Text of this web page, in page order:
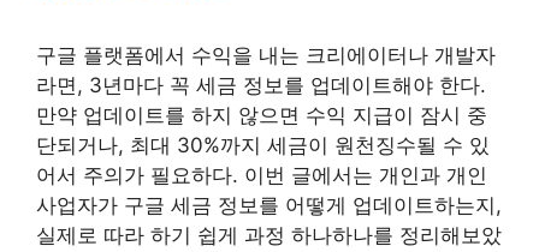
구글 플랫폼에서 수익을 내는 크리에이터나 개발자
라면, 3년마다 꼭 세금 정보를 업데이트해야 한다.
만약 업데이트를 하지 않으면 수익 지급이 잠시 중
단되거나, 최대 30%까지 세금이 원천징수될 수 있
어서 주의가 필요하다. 이번 글에서는 개인과 개인
사업자가 구글 세금 정보를 어떻게 업데이트하는지,
실제로 따라 하기 쉽게 과정 하나하나를 정리해보았